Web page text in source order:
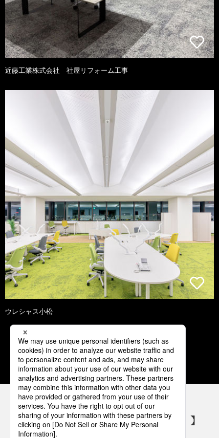
近藤工業株式会社 社屋リフォーム工事
ウレシャス小松
1 2 3 4 5
パナソニックの電気設備 SNSアカウント